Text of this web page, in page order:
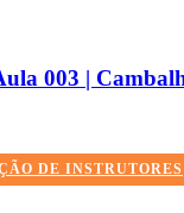
003 |
DE INSTRUTORES